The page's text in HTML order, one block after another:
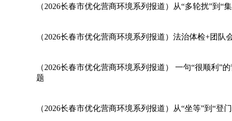
（2026长春市优化营商环境系列报道）从“多轮扰”到“
（2026长春市优化营商环境系列报道）法治体检+团
（2026长春市优化营商环境系列报道） 一句“很顺利”
题
（2026长春市优化营商环境系列报道）从“坐等”到“登